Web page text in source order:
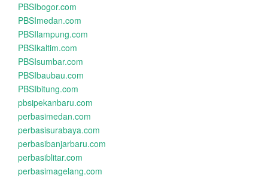
PBSIbogor.com
PBSImedan.com
PBSIlampung.com
PBSIkaltim.com
PBSIsumbar.com
PBSIbaubau.com
PBSIbitung.com
pbsipekanbaru.com
perbasimedan.com
perbasisurabaya.com
perbasibanjarbaru.com
perbasiblitar.com
perbasimagelang.com